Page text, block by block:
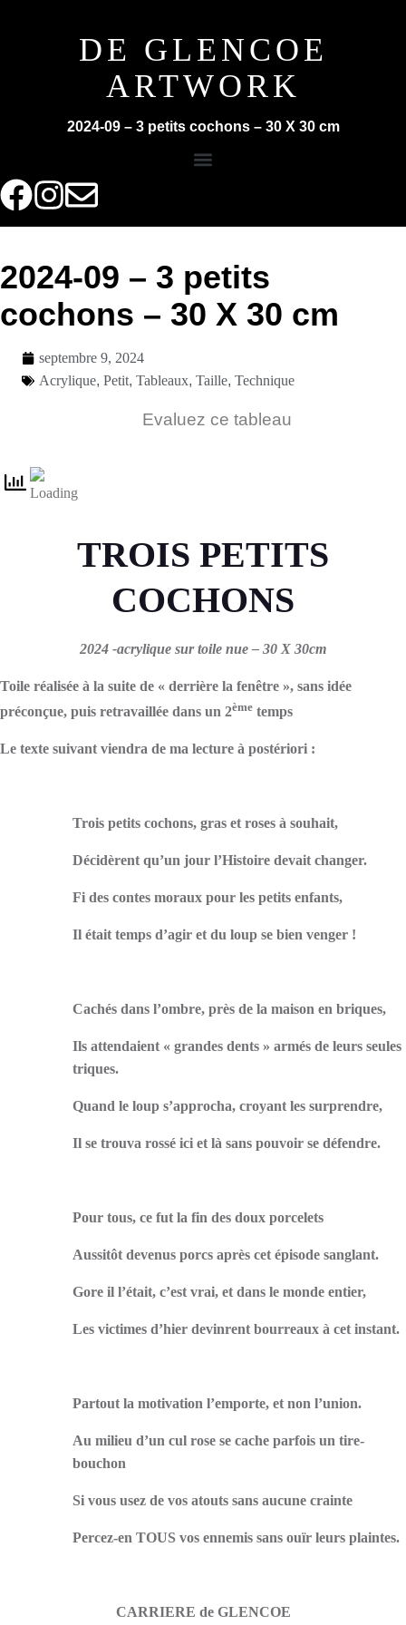
DE GLENCOE
ARTWORK
2024-09 – 3 petits cochons – 30 X 30 cm
2024-09 – 3 petits
cochons – 30 X 30 cm
septembre 9, 2024
Acrylique, Petit, Tableaux, Taille, Technique
Evaluez ce tableau
TROIS PETITS
COCHONS
2024 -acrylique sur toile nue – 30 X 30cm
Toile réalisée à la suite de « derrière la fenêtre », sans idée
préconçue, puis retravaillée dans un 2ème temps
Le texte suivant viendra de ma lecture à postériori :
Trois petits cochons, gras et roses à souhait,
Décidèrent qu’un jour l’Histoire devait changer.
Fi des contes moraux pour les petits enfants,
Il était temps d’agir et du loup se bien venger !
Cachés dans l’ombre, près de la maison en briques,
Ils attendaient « grandes dents » armés de leurs seules
triques.
Quand le loup s’approcha, croyant les surprendre,
Il se trouva rossé ici et là sans pouvoir se défendre.
Pour tous, ce fut la fin des doux porcelets
Aussitôt devenus porcs après cet épisode sanglant.
Gore il l’était, c’est vrai, et dans le monde entier,
Les victimes d’hier devinrent bourreaux à cet instant.
Partout la motivation l’emporte, et non l’union.
Au milieu d’un cul rose se cache parfois un tire-
bouchon
Si vous usez de vos atouts sans aucune crainte
Percez-en TOUS vos ennemis sans ouïr leurs plaintes.
CARRIERE de GLENCOE